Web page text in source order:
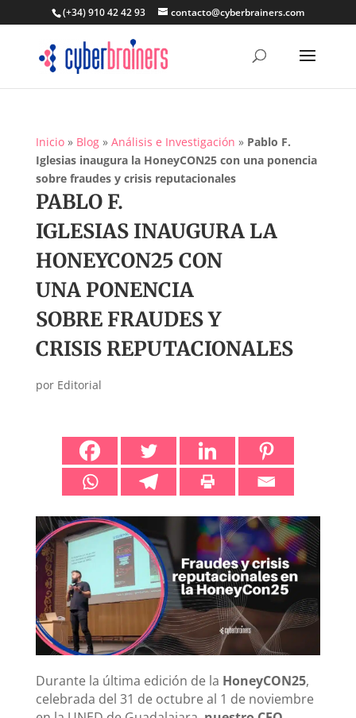
(+34) 910 42 42 93 contacto@cyberbrainers.com
Inicio» Blog» Análisis e Investigación » Pablo F.
Iglesias inaugura la HoneyCON25 con una ponencia
sobre fraudes y crisis reputacionales
PABLO F.
IGLESIAS INAUGURA LA
HONEYCON25 CON
UNA PONENCIA
SOBRE FRAUDES Y
CRISIS REPUTACIONALES
por Editorial
Durante la última edición de la HoneyCON25,
celebrada del 31 de octubre al 1 de noviembre